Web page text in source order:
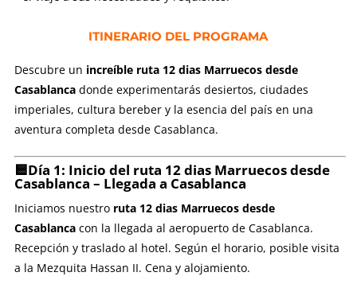
ITINERARIO DEL PROGRAMA
Descubre un increíble ruta 12 dias Marruecos desde
Casablancadonde experimentarás desiertos, ciudades
imperiales, cultura bereber y la esencia del país en una
aventura completa desde Casablanca.
🟨Día 1: Inicio del ruta 12 dias Marruecos desde
Casablanca – Llegada a Casablanca
Iniciamos nuestro ruta 12 dias Marruecos desde
Casablancacon la llegada al aeropuerto de Casablanca.
Recepción y traslado al hotel. Según el horario, posible visita
a la Mezquita Hassan II. Cena y alojamiento.